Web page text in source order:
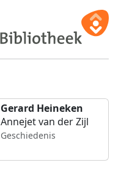
Gerard Heineken
Annejet van der Zijl
Geschiedenis